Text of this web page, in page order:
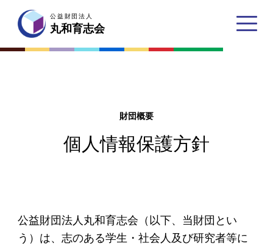
公益財団法人
丸和育志会
丸和育志会の目指す未来
学生のみなさんへ
公益財団法人
丸和育志会
財団概要
個人情報保護方針
公益財団法人丸和育志会（以下、当財団とい
う）は、志のある学生・社会人及び研究者等に